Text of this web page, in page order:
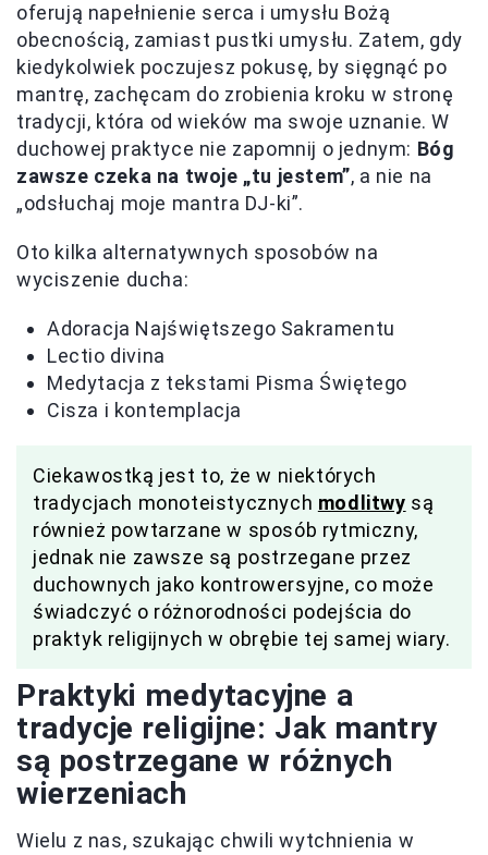
oferują napełnienie serca i umysłu Bożą
obecnością, zamiast pustki umysłu. Zatem, gdy
kiedykolwiek poczujesz pokusę, by sięgnąć po
mantrę, zachęcam do zrobienia kroku w stronę
tradycji, która od wieków ma swoje uznanie. W
duchowej praktyce nie zapomnij o jednym: Bóg
zawsze czeka na twoje „tu jestem”, a nie na
„odsłuchaj moje mantra DJ-ki”.
Oto kilka alternatywnych sposobów na
wyciszenie ducha:
Adoracja Najświętszego Sakramentu
Lectio divina
Medytacja z tekstami Pisma Świętego
Cisza i kontemplacja
Ciekawostką jest to, że w niektórych
tradycjach monoteistycznych modlitwy są
również powtarzane w sposób rytmiczny,
jednak nie zawsze są postrzegane przez
duchownych jako kontrowersyjne, co może
świadczyć o różnorodności podejścia do
praktyk religijnych w obrębie tej samej wiary.
Praktyki medytacyjne a
tradycje religijne: Jak mantry
są postrzegane w różnych
wierzeniach
Wielu z nas, szukając chwili wytchnienia w